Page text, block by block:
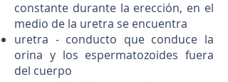
constante durante la erección, en el
medio de la uretra se encuentra
uretra - conducto que conduce la
orina y los espermatozoides fuera
del cuerpo